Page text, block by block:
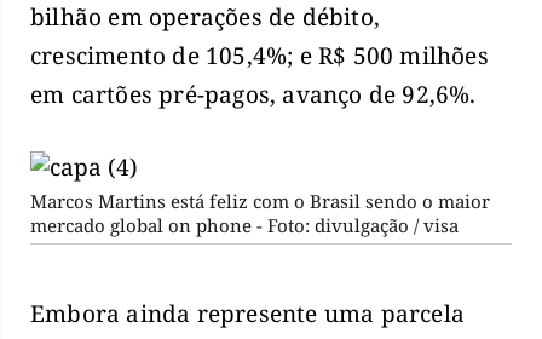
bilhão em operações de débito,
crescimento de 105,4%; e R$ 500 milhões
em cartões pré-pagos, avanço de 92,6%.
Marcos Martins está feliz com o Brasil sendo o maior
mercado global on phone - Foto: divulgação / visa
Embora ainda represente uma parcela